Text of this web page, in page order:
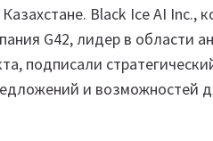
Black Ice AI Inc.,
G42, лидер в области
подписали
и возможностей